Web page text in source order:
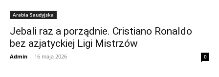
Arabia Saudyjska
Jebali raz a porządnie. Cristiano Ronaldo
bez azjatyckiej Ligi Mistrzów
Admin - 16 maja 2026 0